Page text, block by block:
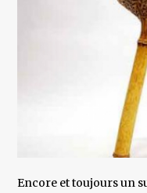
Encore et toujours un